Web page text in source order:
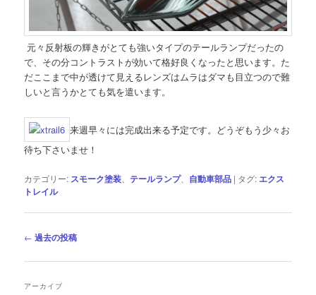
元々反射板の輝きがとても強いタイプのテールランプだったの
で、その分コントラストが効いて格好良くなったと思います。た
だここまで中が透けて見えるレンズはムラはダマも目立つので難
しいと言うかとても気を遣います。
来週早々には完成出来る予定です。どうぞもう少々お
待ち下さいませ！
カテゴリー: スモーク塗装 テールランプ、 自動車部品 | タグ: エクス
トレイル
投
ナ
← 過去の投稿
アーカイブ